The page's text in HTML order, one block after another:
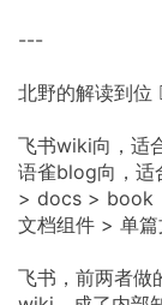
---
北野的解读到位
飞书wiki向，适
语雀blog向，
> docs > book
文档组件 > 单篇
飞书，前两者做